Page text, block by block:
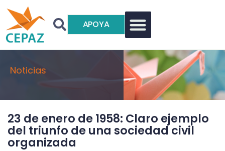
APOYA
Noticias
23 de enero de 1958: Claro ejemplo
del triunfo de una sociedad civil
organizada